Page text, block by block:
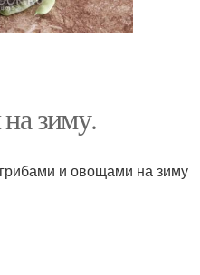
зиму.
и овощами на зиму